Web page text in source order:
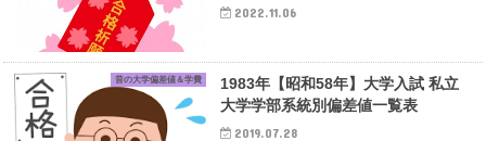
2022.11.06
昔の大学偏差値＆学費
1983年【昭和58年】大学入試 私立
大学学部系統別偏差値一覧表
2019.07.28